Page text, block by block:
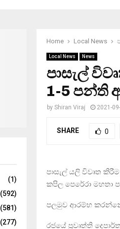
Home Local News
Local News News
පාසැල්
1-5 පන්ති
by Shiran Viraj 2021-
SHARE 0
පාසැල් යලි විවෘත
කපිල පෙරේරා මහතා
පලමුව ආරම්භ
රජයේ ප‍්‍රවෘත්ති
(1)
(592)
(581)
(277)